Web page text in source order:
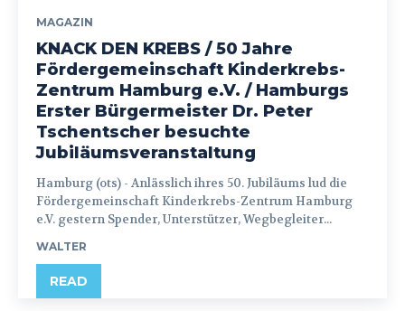
MAGAZIN
KNACK DEN KREBS / 50 Jahre
Fördergemeinschaft Kinderkrebs-
Zentrum Hamburg e.V. / Hamburgs
Erster Bürgermeister Dr. Peter
Tschentscher besuchte
Jubiläumsveranstaltung
Hamburg (ots) - Anlässlich ihres 50. Jubiläums lud die
Fördergemeinschaft Kinderkrebs-Zentrum Hamburg
e.V. gestern Spender, Unterstützer, Wegbegleiter...
WALTER
READ